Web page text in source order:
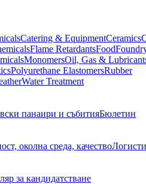
Catering & EquipmentCeramics
Flame RetardantsFood
MonomersOil, Gas &
Polyurethane ElastomersRubber
Water Treatment
панаири и събитияБюлетин
околна среда, качество
за кандидатстване